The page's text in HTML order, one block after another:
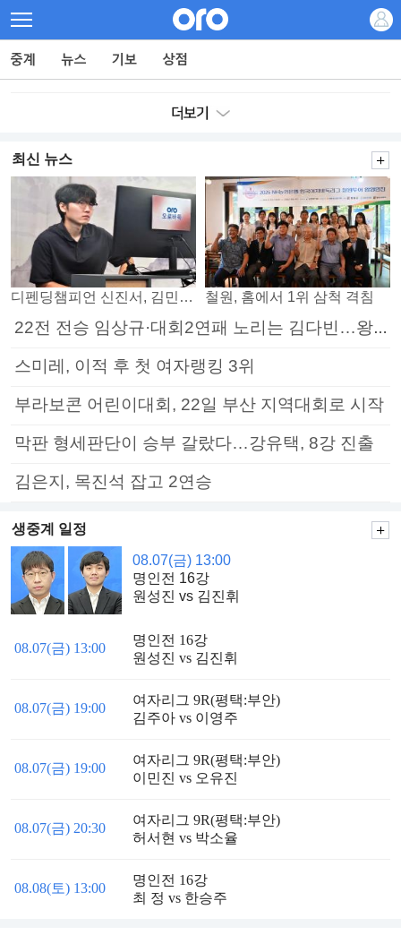
최신 뉴스
디펜딩챔피언 신진서, 김민석 꺾고 8강으로 철원, 홈에서 1위 삼척 격침
22전 전승 임상규·대회2연패 노리는 김다빈…왕중왕전 16강 7일부터
스미레, 이적 후 첫 여자랭킹 3위
부라보콘 어린이대회, 22일 부산 지역대회로 시작
막판 형세판단이 승부 갈랐다…강유택, 8강 진출
김은지, 목진석 잡고 2연승
생중계 일정
08.07(금) 13:00
명인전 16강
원성진 vs 김진휘
08.07(금) 13:00
명인전 16강
원성진 vs 김진휘
08.07(금) 19:00
여자리그 9R(평택:부안)
김주아 vs 이영주
08.07(금) 19:00
여자리그 9R(평택:부안)
이민진 vs 오유진
08.07(금) 20:30
여자리그 9R(평택:부안)
허서현 vs 박소율
08.08(토) 13:00
명인전 16강
최 정 vs 한승주